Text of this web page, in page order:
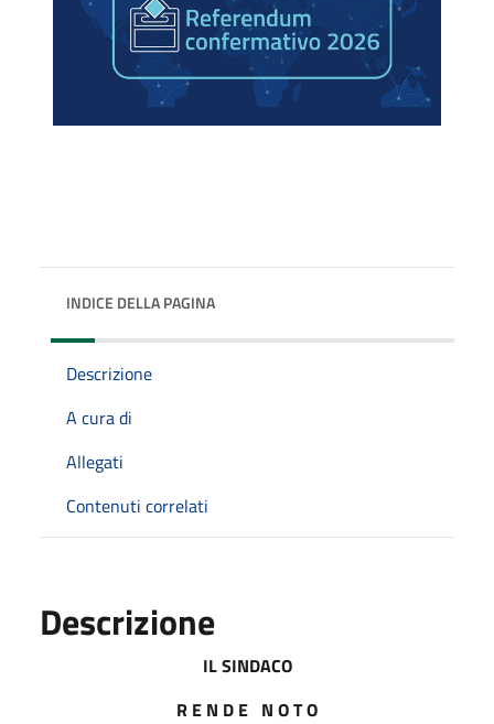
INDICE DELLA PAGINA
Descrizione
A cura di
Allegati
Contenuti correlati
Descrizione
IL SINDACO
R E N D E N O T O